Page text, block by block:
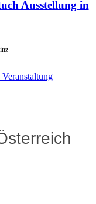
Ausstellung in